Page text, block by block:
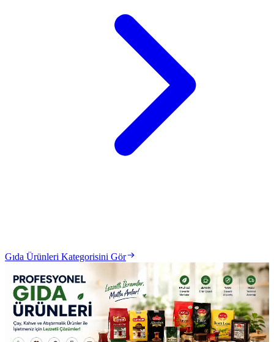
Gıda Ürünleri Kategorisini Gör